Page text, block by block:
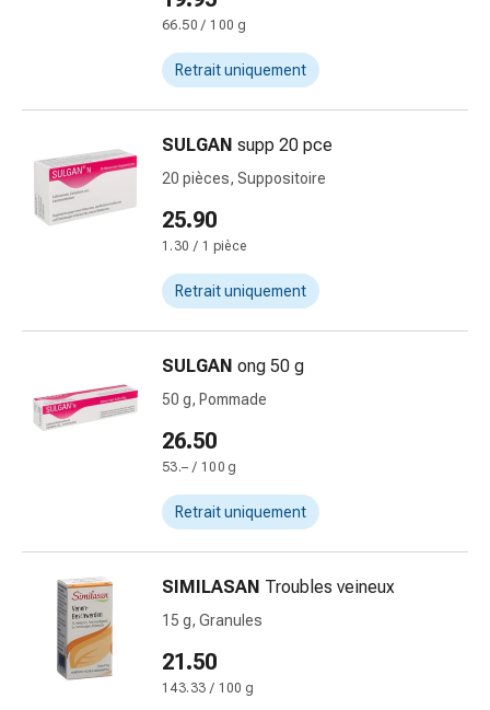
Pansements
tubulaires
et
filets
Matériel
pansement
Brûlures
coups
de
soleil
de
changement
Pansements
plaies
pour
66.50 / 100 g
Retrait uniquement
SULGAN supp 20 pce
20 pièces, Suppositoire
25.90
1.30 / 1 pièce
Retrait uniquement
SULGAN ong 50 g
50 g, Pommade
26.50
53.– / 100 g
Retrait uniquement
SIMILASAN Troubles veineux
15 g, Granules
21.50
143.33 / 100 g